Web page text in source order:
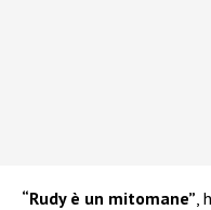
“Rudy è un mitomane”,